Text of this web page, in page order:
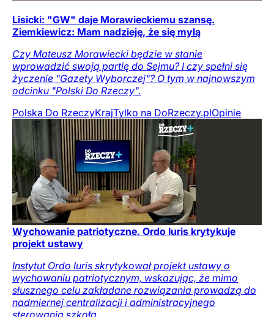
Lisicki: "GW" daje Morawieckiemu szansę.
Ziemkiewicz: Mam nadzieję, że się mylą
Czy Mateusz Morawiecki będzie w stanie
wprowadzić swoją partię do Sejmu? I czy spełni się
życzenie "Gazety Wyborczej"? O tym w najnowszym
odcinku "Polski Do Rzeczy".
Polska Do RzeczyKrajTylko na DoRzeczy.plOpinie
Wychowanie patriotyczne. Ordo Iuris krytykuje
projekt ustawy
Instytut Ordo Iuris skrytykował projekt ustawy o
wychowaniu patriotycznym, wskazując, że mimo
słusznego celu zakładane rozwiązania prowadzą do
nadmiernej centralizacji i administracyjnego